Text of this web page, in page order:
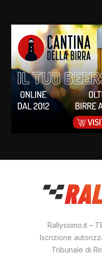
Rallyssimo.it –
Iscrizione
Tribunale di